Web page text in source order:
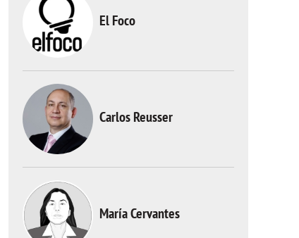
El Foco
Carlos Reusser
María Cervantes